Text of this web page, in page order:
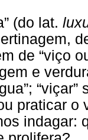
(do lat.
de “viço
e
praticar
indagar: